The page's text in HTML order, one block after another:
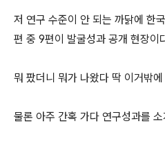
저 연구 수준이 안 되는 까닭에 한
편 중 9편이 발굴성과 공개 현장이
뭐 팠더니 뭐가 나왔다 딱 이거밖에
물론 아주 간혹 가다 연구성과를